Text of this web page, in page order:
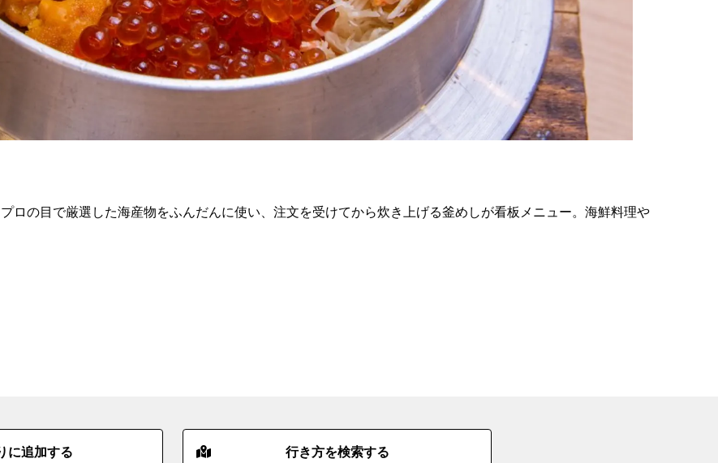
ロの目で厳選した海産物をふんだんに使い、注文を受けてから炊き上げる釜めしが看板メニュー。海鮮料理や
に追加する 行き方を検索する